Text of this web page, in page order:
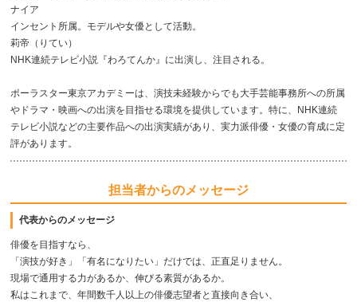
ナイア
インセント所属。モデルや女優として活動。
莉帝（りてい）
NHK連続テレビ小説『わろてんか』に出演し、注目される。
ポーラスター東京アカデミーは、演技未経験からでも大手芸能事務所への所属
やドラマ・映画への出演を目指せる環境を提供しています。特に、NHK連続
テレビ小説などの主要作品への出演実績があり、実力派俳優・女優の育成に定
評があります。
担当者からのメッセージ
代表からのメッセージ
俳優を目指すなら、
「演技が好き」「有名になりたい」だけでは、正直足りません。
現場で通用する力があるか、伸びる素質があるか。
私はこれまで、年間数千人以上の俳優志望者と直接向き合い、